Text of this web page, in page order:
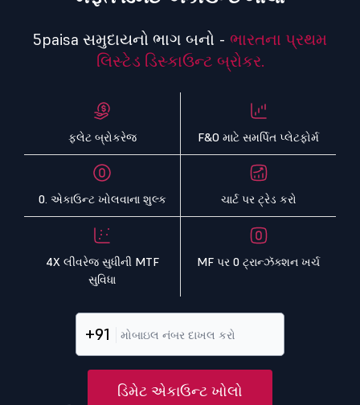
5paisa સમુદાયનો ભાગ બનો - ભારતના પ્રથમ
લિસ્ટેડ ડિસ્કાઉન્ટ બ્રોકર.
ફ્લેટ બ્રોકરેજ F&O માટે સમર્પિત પ્લેટફોર્મ
0. એકાઉન્ટ ખોલવાના શુલ્ક ચાર્ટ પર ટ્રેડ કરો
4X લીવરેજ સુધીની MTF
સુવિધા
MF પર 0 ટ્રાન્ઝૅક્શન ખર્ચ
+91
ડિમેટ એકાઉન્ટ ખોલો